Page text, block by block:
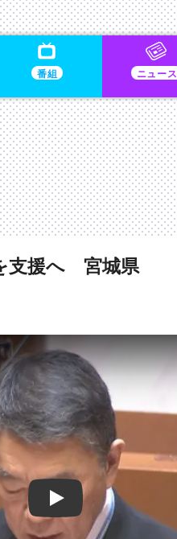
番組 ニュース
支援へ 宮城県
Play